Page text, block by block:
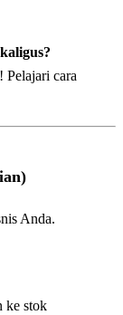
Pelajari cara
Anda.
ke stok